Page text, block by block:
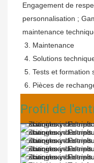
Engagement de
personnalisation ;
maintenance
3. Maintenance
4. Solutions
5. Tests et formation
6. Pièces de
Profil de